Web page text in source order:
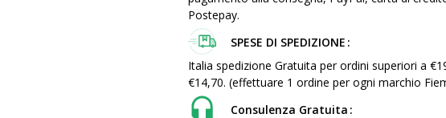
Postepay.
SPESE DI SPEDIZIONE
Italia spedizione Gratuita per ordini superiori a
€14,70. (effettuare 1 ordine per ogni marchio
Consulenza Gratuita